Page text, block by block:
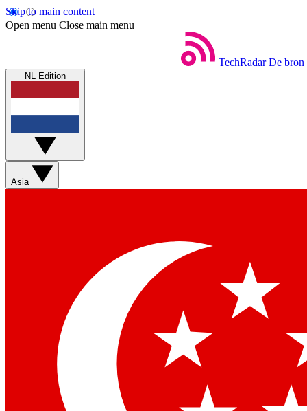
Skip to main content
Open menu Close main menu
TechRadar De bron
NL Edition
Asia